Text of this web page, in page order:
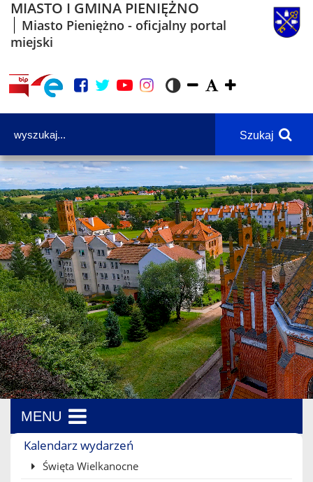
MIASTO I GMINA PIENIĘŻNO
Miasto Pieniężno - oficjalny portal
miejski
Szukaj
MENU
Menu boczne
Kalendarz wydarzeń
Święta Wielkanocne